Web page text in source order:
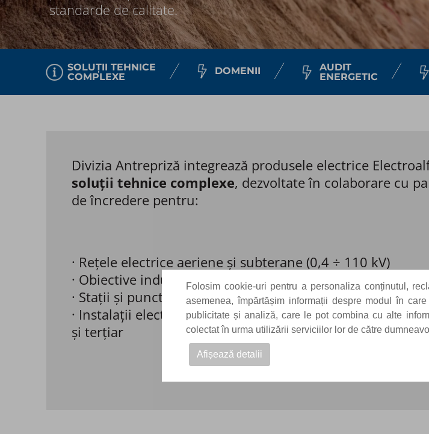
Folosim cookie-uri pentru a personaliza conținutul,
asemenea, împărtășim informații despre modul în
publicitate și analiză, care le pot combina cu alte
colectat în urma utilizării serviciilor lor de către
Afișează detalii
standarde de calitate.
SOLUȚII TEHNICE
COMPLEXE​
DOMENII​
AUDIT
ENERGETIC
Divizia Antrepriză integrează produsele electrice
soluții tehnice complexe, dezvoltate în colaborare cu
de încredere pentru: ​
· Rețele electrice aeriene și subterane (0,4 ÷ 110 kV)​
· Obiective industriale și clădiri comerciale ​
· Stații și puncte de transformare ​
· Instalații electrice interioare pentru infrastructură,
și terțiar ​